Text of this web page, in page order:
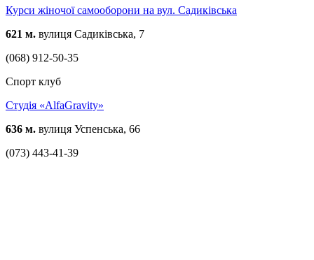
Курси жіночої самооборони на вул. Cадиківська
621 м. вулиця Садиківська, 7
(068) 912-50-35
Спорт клуб
Студія «AlfaGravity»
636 м. вулиця Успенська, 66
(073) 443-41-39